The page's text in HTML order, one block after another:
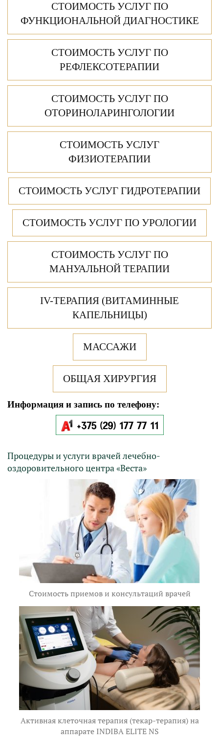
СТОИМОСТЬ УСЛУГ ПО
ФУНКЦИОНАЛЬНОЙ ДИАГНОСТИКЕ
СТОИМОСТЬ УСЛУГ ПО
РЕФЛЕКСОТЕРАПИИ
СТОИМОСТЬ УСЛУГ ПО
ОТОРИНОЛАРИНГОЛОГИИ
СТОИМОСТЬ УСЛУГ
ФИЗИОТЕРАПИИ
СТОИМОСТЬ УСЛУГ ГИДРОТЕРАПИИ
СТОИМОСТЬ УСЛУГ ПО УРОЛОГИИ
СТОИМОСТЬ УСЛУГ ПО
МАНУАЛЬНОЙ ТЕРАПИИ
IV-ТЕРАПИЯ (ВИТАМИННЫЕ
КАПЕЛЬНИЦЫ)
МАССАЖИ
ОБЩАЯ ХИРУРГИЯ
Информация и запись по телефону:
Процедуры и услуги врачей лечебно-
оздоровительного центра «Веста»
Стоимость приемов и консультаций врачей
Активная клеточная терапия (текар-терапия) на
аппарате INDIBA ELITE NS